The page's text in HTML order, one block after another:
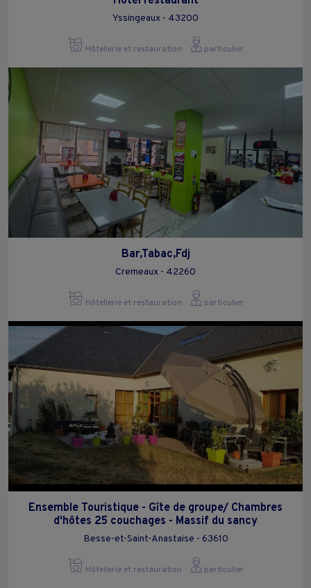
Yssingeaux - 43200
Hôtellerie et restauration particulier
Bar,Tabac,Fdj
Cremeaux - 42260
Hôtellerie et restauration particulier
Ensemble Touristique - Gîte de groupe/ Chambres
d'hôtes 25 couchages - Massif du sancy
Besse-et-Saint-Anastaise - 63610
Hôtellerie et restauration particulier